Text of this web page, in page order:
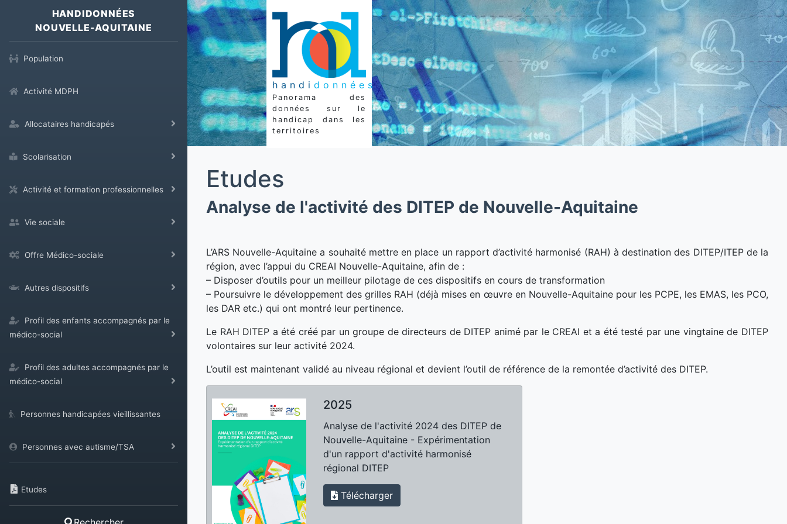
HANDIDONNÉES
NOUVELLE-AQUITAINE
Population
Activité MDPH
Allocataires handicapés
Scolarisation
Activité et formation professionnelles
Vie sociale
Offre Médico-sociale
Autres dispositifs
Profil des enfants accompagnés par le
médico-social
Profil des adultes accompagnés par le
médico-social
Personnes handicapées vieillissantes
Personnes avec autisme/TSA
Etudes
handi données
Panorama des
données sur le
handicap dans les
territoires
Etudes
Analyse de l'activité des DITEP de Nouvelle-Aquitaine
L’ARS Nouvelle-Aquitaine a souhaité mettre en place un rapport d’activité harmonisé (RAH) à destination des DITEP/ITEP de la
région, avec l’appui du CREAI Nouvelle-Aquitaine, afin de :
– Disposer d’outils pour un meilleur pilotage de ces dispositifs en cours de transformation
– Poursuivre le développement des grilles RAH (déjà mises en œuvre en Nouvelle-Aquitaine pour les PCPE, les EMAS, les PCO,
les DAR etc.) qui ont montré leur pertinence.
Le RAH DITEP a été créé par un groupe de directeurs de DITEP animé par le CREAI et a été testé par une vingtaine de DITEP
volontaires sur leur activité 2024.
L’outil est maintenant validé au niveau régional et devient l’outil de référence de la remontée d’activité des DITEP.
2025
Analyse de l'activité 2024 des DITEP de
Nouvelle-Aquitaine - Expérimentation
d'un rapport d'activité harmonisé
régional DITEP
Télécharger